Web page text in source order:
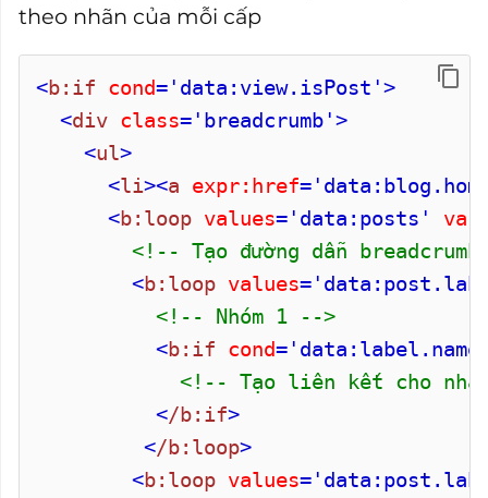
theo nhãn của mỗi cấp
<b:if cond='data:view.isPost'>
<div class='breadcrumb'>
<ul>
<li><a expr:href
<b:loop values='data:posts' var
<!-- Tạo đường dẫn
<b:loop values
<!-- Nhóm 1 -->
<b:if cond
<!-- Tạo liên kết cho
</b:if>
</b:loop>
<b:loop values